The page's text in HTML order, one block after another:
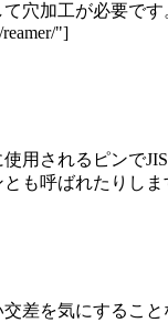
穴加工が必要です
"]
用されるピンで
も呼ばれたりしま
差を気にするこ